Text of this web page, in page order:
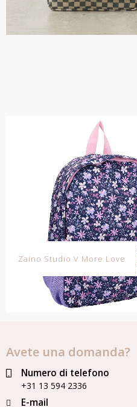
Zaino Studio V More Love
Avete una domanda?
Numero di telefono
+31 13 594 2336
E-mail